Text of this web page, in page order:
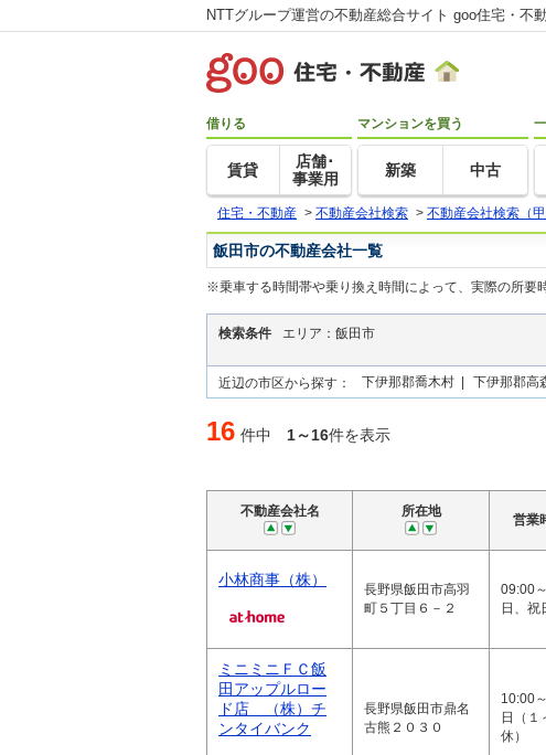
NTTグループ運営の不動産総合サイト goo住宅・不
借りる
賃貸
店舗･
事業用
マンションを買う
新築 中古
住宅・不動産 > 不動産会社検索 > 不動産会社検索（甲
飯田市の不動産会社一覧
※乗車する時間帯や乗り換え時間によって、実際の所要
検索条件 エリア：飯田市
近辺の市区から探す： 下伊那郡喬木村 | 下伊那郡高
16 件中 1～16件を表示
不動産会社名 所在地
営業
小林商事（株）
長野県飯田市高羽
町５丁目６－２
09:00
日、祝
ミニミニＦＣ飯
田アップルロー
ド店 （株）チ
ンタイバンク
長野県飯田市鼎名
古熊２０３０
10:00
日（１
休）